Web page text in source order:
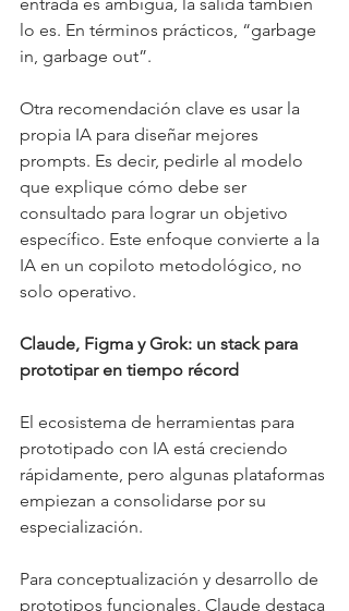
lo es. En términos prácticos, “garbage
in, garbage out”.
Otra recomendación clave es usar la
propia IA para diseñar mejores
prompts. Es decir, pedirle al modelo
que explique cómo debe ser
consultado para lograr un objetivo
específico. Este enfoque convierte a la
IA en un copiloto metodológico, no
solo operativo.
Claude, Figma y Grok: un stack para
prototipar en tiempo récord
El ecosistema de herramientas para
prototipado con IA está creciendo
rápidamente, pero algunas plataformas
empiezan a consolidarse por su
especialización.
Para conceptualización y desarrollo de
prototipos funcionales, Claude destaca